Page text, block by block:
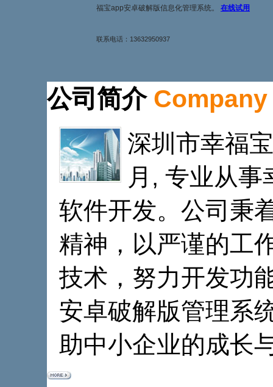
福宝app安卓破解版信息化管理系统。 在线试用
联系电话： 13632950937
公司简介 Company
深圳市幸福
月, 专业从
软件开发。公司秉着“
精神，以严谨的工
技术，努力开发功
安卓破解版管理系统
助中小企业的成长与